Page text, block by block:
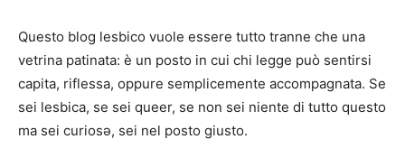
Questo blog lesbico vuole essere tutto tranne che una
vetrina patinata: è un posto in cui chi legge può sentirsi
capita, riflessa, oppure semplicemente accompagnata. Se
sei lesbica, se sei queer, se non sei niente di tutto questo
ma sei curiosə, sei nel posto giusto.